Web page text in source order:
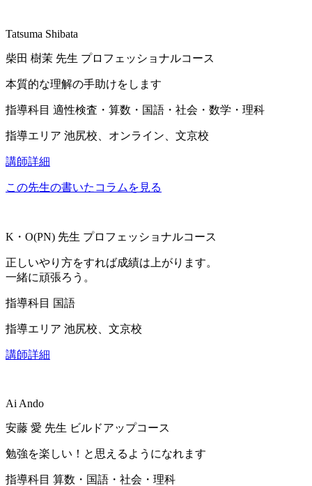
Tatsuma Shibata
柴田 樹茉 先生 プロフェッショナルコース
本質的な理解の手助けをします
指導科目 適性検査・算数・国語・社会・数学・理科
指導エリア 池尻校、オンライン、文京校
講師詳細
この先生の書いたコラムを見る
K・O(PN) 先生 プロフェッショナルコース
正しいやり方をすれば成績は上がります。
一緒に頑張ろう。
指導科目 国語
指導エリア 池尻校、文京校
講師詳細
Ai Ando
安藤 愛 先生 ビルドアップコース
勉強を楽しい！と思えるようになれます
指導科目 算数・国語・社会・理科